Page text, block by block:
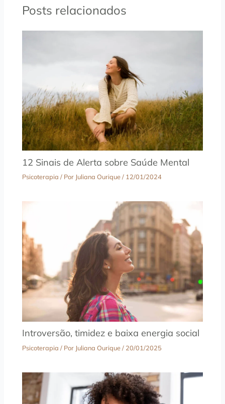
Posts relacionados
12 Sinais de Alerta sobre Saúde Mental
Psicoterapia / Por Juliana Ourique/ 12/01/2024
Introversão, timidez e baixa energia social
Psicoterapia / Por Juliana Ourique/ 20/01/2025